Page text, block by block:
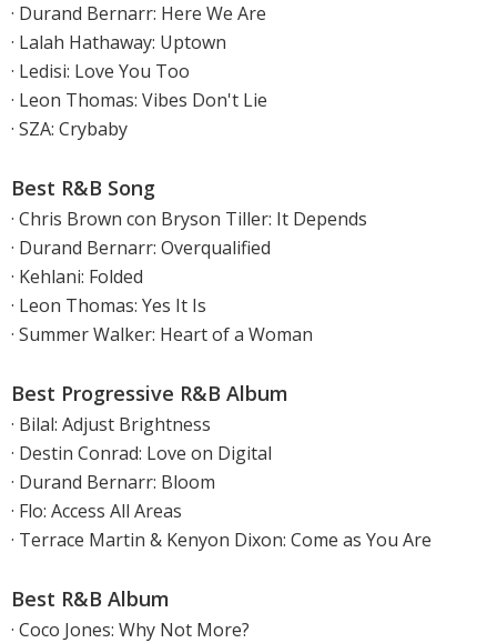
· Durand Bernarr: Here We Are
· Lalah Hathaway: Uptown
· Ledisi: Love You Too
· Leon Thomas: Vibes Don't Lie
· SZA: Crybaby
Best R&B Song
· Chris Brown con Bryson Tiller: It Depends
· Durand Bernarr: Overqualified
· Kehlani: Folded
· Leon Thomas: Yes It Is
· Summer Walker: Heart of a Woman
Best Progressive R&B Album
· Bilal: Adjust Brightness
· Destin Conrad: Love on Digital
· Durand Bernarr: Bloom
· Flo: Access All Areas
· Terrace Martin & Kenyon Dixon: Come as You Are
Best R&B Album
· Coco Jones: Why Not More?